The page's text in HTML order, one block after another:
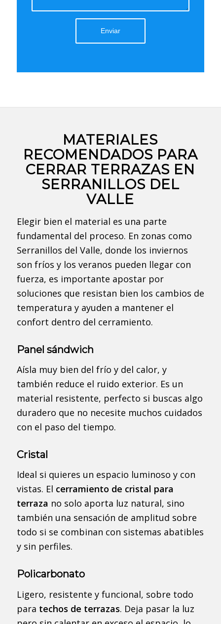
MATERIALES
RECOMENDADOS PARA
CERRAR TERRAZAS EN
SERRANILLOS DEL
VALLE
Elegir bien el material es una parte
fundamental del proceso. En zonas como
Serranillos del Valle, donde los inviernos
son fríos y los veranos pueden llegar con
fuerza, es importante apostar por
soluciones que resistan bien los cambios de
temperatura y ayuden a mantener el
confort dentro del cerramiento.
Panel sándwich
Aísla muy bien del frío y del calor, y
también reduce el ruido exterior. Es un
material resistente, perfecto si buscas algo
duradero que no necesite muchos cuidados
con el paso del tiempo.
Cristal
Ideal si quieres un espacio luminoso y con
vistas. El cerramiento de cristal para
terraza no solo aporta luz natural, sino
también una sensación de amplitud sobre
todo si se combinan con sistemas abatibles
y sin perfiles.
Policarbonato
Ligero, resistente y funcional, sobre todo
para techos de terrazas. Deja pasar la luz